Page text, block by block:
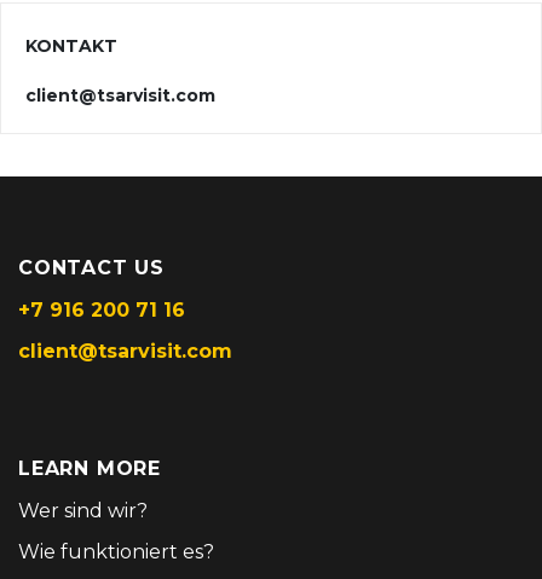
KONTAKT
client@tsarvisit.com
CONTACT US
+7 916 200 71 16
client@tsarvisit.com
LEARN MORE
Wer sind wir?
Wie funktioniert es?